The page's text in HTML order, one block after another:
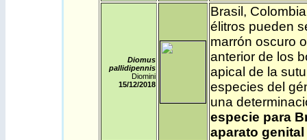
Diomus
pallidipennis
Diomini
15/12/2018
Brasil , Colombia
élitros pueden
marrón oscuro
anterior de los
apical de la
especies del
una
especie para
aparato